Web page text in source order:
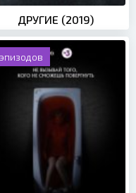
ДРУГИЕ (2019)